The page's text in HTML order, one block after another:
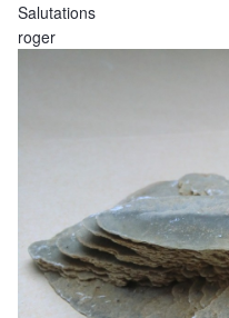
Salutations
roger